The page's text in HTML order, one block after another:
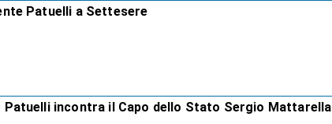
Patuelli a Settesere
Patuelli incontra il Capo dello Stato Sergio Mattarella